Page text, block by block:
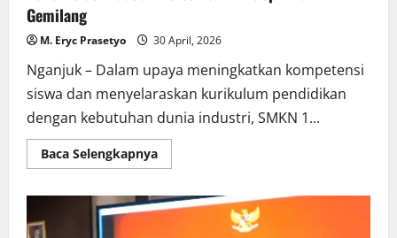
Gemilang
M. Eryc Prasetyo 30 April, 2026
Nganjuk – Dalam upaya meningkatkan kompetensi
siswa dan menyelaraskan kurikulum pendidikan
dengan kebutuhan dunia industri, SMKN 1...
Baca SelengkapnyaRead
more
Link
and